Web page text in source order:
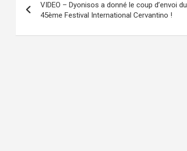
de
l’article
VIDEO – Dyonisos a donné le coup d’envoi du
45ème Festival International Cervantino !